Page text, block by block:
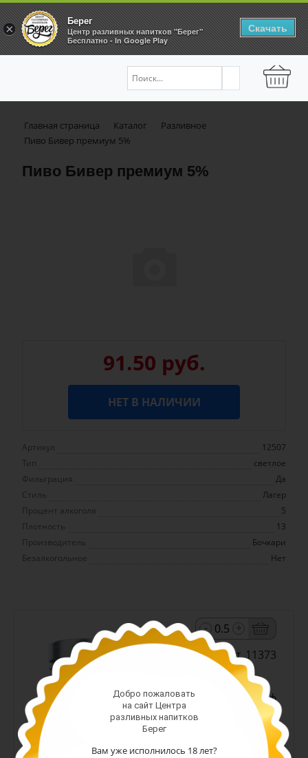
Главная страница Каталог
Разливное
Пиво Бивер премиум 5%
Пиво Бивер премиум 5%
91.50 руб.
НЕТ В НАЛИЧИИ
Артикул
12507
Тип
светлое
Фильтрация
Да
Стиль
Лагер
Процент алкоголя
5
Плотность
13
Производитель
Бочкари
Безалкогольное
Нет
-
Арт. 11373
светлое н/ф
Алк: 4.5%
Плотность: 12%
219.00 руб.
Добро пожаловать
на сайт Центра
разливных напитков
Берег
Вам уже исполнилось 18 лет?
×
Берег
Центр разливных напитков "Берег"
Бесплатно - In Google Play
Скачать